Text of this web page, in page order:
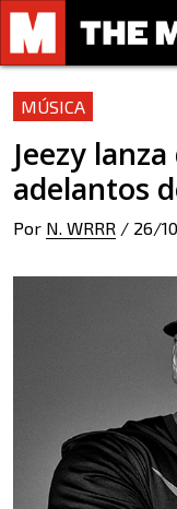
MÚSICA
Jeezy
adelantos
Por N. WRRR / 26/